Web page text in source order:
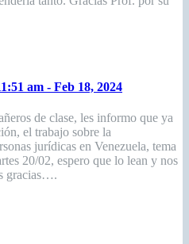
am - Feb 18, 2024
de clase, les informo que ya
el trabajo sobre la
jurídicas en Venezuela, tema
20/02, espero que lo lean y nos
gracias….